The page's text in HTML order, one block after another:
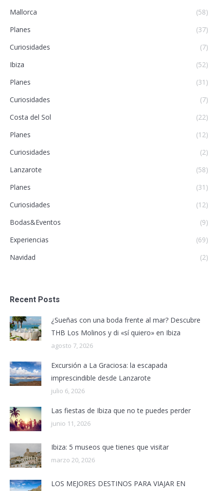
Mallorca
(58)
Planes
(37)
Curiosidades
(7)
Ibiza
(52)
Planes
(31)
Curiosidades
(7)
Costa del Sol
(22)
Planes
(12)
Curiosidades
(2)
Lanzarote
(58)
Planes
(31)
Curiosidades
(12)
Bodas&Eventos
(9)
Experiencias
(69)
Navidad
(2)
Recent Posts
¿Sueñas con una boda frente al mar? Descubre
THB Los Molinos y di «sí quiero» en Ibiza
agosto 7, 2026
Excursión a La Graciosa: la escapada
imprescindible desde Lanzarote
julio 6, 2026
Las fiestas de Ibiza que no te puedes perder
junio 11, 2026
Ibiza: 5 museos que tienes que visitar
marzo 20, 2026
LOS MEJORES DESTINOS PARA VIAJAR EN